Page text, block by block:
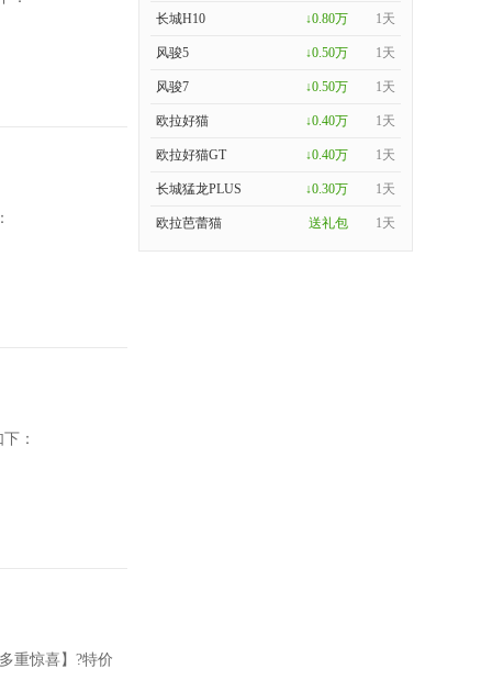
：
重惊喜】?特价
长城H10 ↓0.80万 1天
风骏5 ↓0.50万 1天
风骏7 ↓0.50万 1天
欧拉好猫 ↓0.40万 1天
欧拉好猫GT ↓0.40万 1天
长城猛龙PLUS ↓0.30万 1天
欧拉芭蕾猫 送礼包 1天